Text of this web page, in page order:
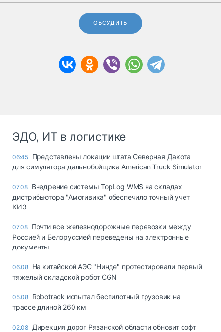
ОБСУДИТЬ
ЭДО, ИТ в логистике
06:45 Представлены локации штата Северная Дакота
для симулятора дальнобойщика American Truck Simulator
07.08 Внедрение системы TopLog WMS на складах
дистрибьютора "Амотивика" обеспечило точный учет
КИЗ
07.08 Почти все железнодорожные перевозки между
Россией и Белоруссией переведены на электронные
документы
06.08 На китайской АЭС "Нинде" протестировали первый
тяжелый складской робот CGN
05.08 Robotrack испытал беспилотный грузовик на
трассе длиной 260 км
02.08 Дирекция дорог Рязанской области обновит софт